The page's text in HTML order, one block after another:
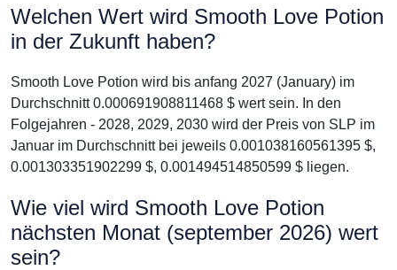
Welchen Wert wird Smooth Love Potion
in der Zukunft haben?
Smooth Love Potion wird bis anfang 2027 (January) im
Durchschnitt 0.000691908811468 $ wert sein. In den
Folgejahren - 2028, 2029, 2030 wird der Preis von SLP im
Januar im Durchschnitt bei jeweils 0.001038160561395 $,
0.001303351902299 $, 0.001494514850599 $ liegen.
Wie viel wird Smooth Love Potion
nächsten Monat (september 2026) wert
sein?